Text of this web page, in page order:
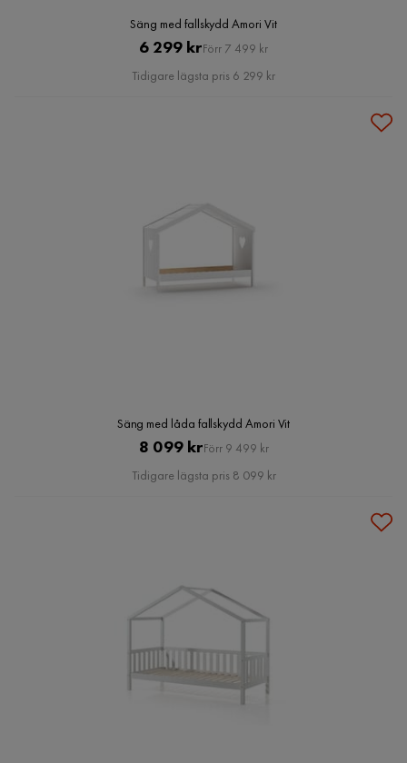
Säng med fallskydd Amori Vit
Pris
6 299 krOriginal
Pris
Förr 7 499 kr
Tidigare lägsta pris 6 299 kr
Säng med låda fallskydd Amori Vit
Pris
8 099 krOriginal
Pris
Förr 9 499 kr
Tidigare lägsta pris 8 099 kr